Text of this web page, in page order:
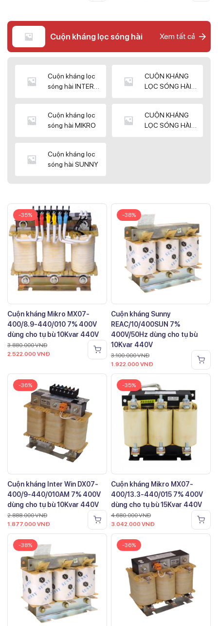
Cuộn kháng lọc sóng hài Xem tất cả
Cuộn kháng lọc
sóng hài INTER
CUỘN KHÁNG
LỌC SÓNG HÀI
Cuộn kháng lọc
sóng hài MIKRO
CUỘN KHÁNG
LỌC SÓNG HÀI
Cuộn kháng lọc
sóng hài SUNNY
-35%
Cuộn kháng Mikro MX07-
400/8.9-440/010 7% 400V
dùng cho tụ bù 10Kvar 440V
3.880.000VNĐ
2.522.000 VNĐ
-38%
Cuộn kháng Sunny
REAC/10/400SUN 7%
400V/50Hz dùng cho tụ bù
10Kvar 440V
3.100.000VNĐ
1.922.000 VNĐ
-36%
Cuộn kháng Inter Win DX07-
400/9-440/010AM 7% 400V
dùng cho tụ bù 10Kvar 440V
2.888.000VNĐ
1.877.000 VNĐ
-35%
Cuộn kháng Mikro MX07-
400/13.3-440/015 7% 400V
dùng cho tụ bù 15Kvar 440V
4.680.000VNĐ
3.042.000 VNĐ
-38% -36%